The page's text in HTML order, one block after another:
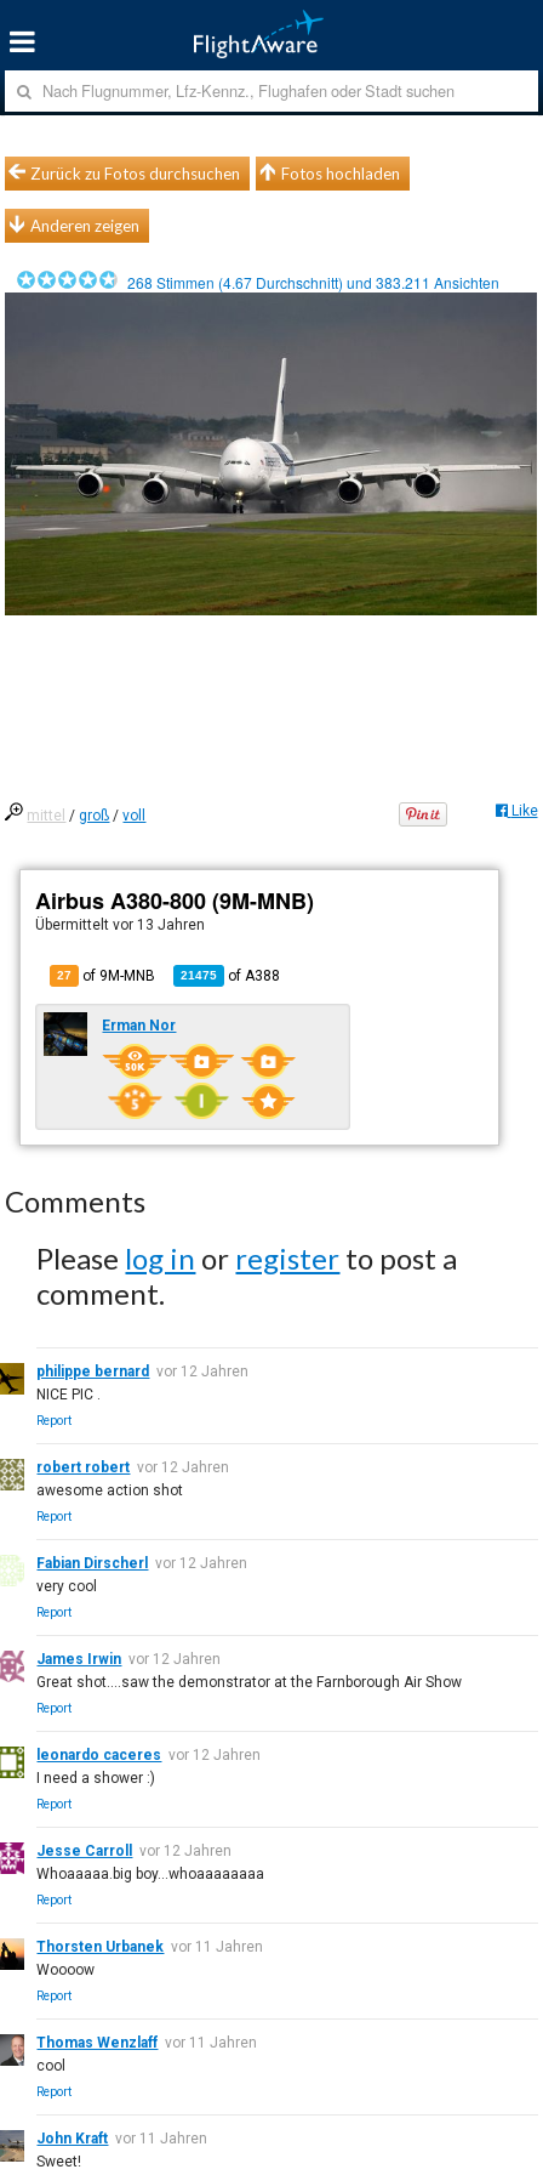
Zurück zu Fotos durchsuchen Fotos hochladen
Anderen zeigen
268 Stimmen (4.67 Durchschnitt) und383.211 Ansichten
mittel /groß /voll Like
Airbus A380-800 (9M-MNB)
Übermitteltvor 13 Jahren
27 of 9M-MNB 21475 of A388
Erman Nor
Comments
Please log in or register to post a
comment.
philippe bernard
vor 12 Jahren
NICE PIC .
Report
robert robert vor 12 Jahren
awesome action shot
Report
Fabian Dirscherl
vor 12 Jahren
very cool
Report
James Irwin vor 12 Jahren
Great shot....saw the demonstrator at the Farnborough Air Show
Report
leonardo caceres vor 12 Jahren
I need a shower :)
Report
Jesse Carroll
vor 12 Jahren
Whoaaaaa.big boy...whoaaaaaaaa
Report
Thorsten Urbanek vor 11 Jahren
Woooow
Report
Thomas Wenzlaff vor 11 Jahren
cool
Report
John Kraft vor 11 Jahren
Sweet!